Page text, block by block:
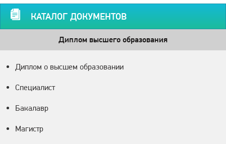
КАТАЛОГ ДОКУМЕНТОВ
Диплом высшего образования
Диплом о высшем образовании
Специалист
Бакалавр
Магистр